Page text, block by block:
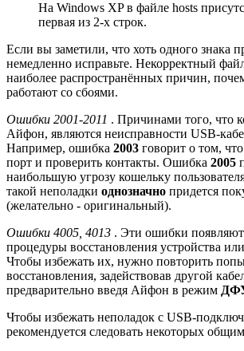
На Windows XP в файле hosts
первая из 2-х строк.
Если вы заметили, что хоть одного знака
немедленно исправьте. Некорректный
наиболее распространённых причин,
работают со сбоями.
Ошибки 2001-2011 . Причинами того, что
Айфон, являются неисправности USB-
Например, ошибка 2003 говорит о том,
порт и проверить контакты. Ошибка 2005
наибольшую угрозу кошельку
такой неполадки однозначно придется
(желательно - оригинальный).
Ошибки 4005, 4013 . Эти ошибки
процедуры восстановления устройства
Чтобы избежать их, нужно повторить
восстановления, задействовав другой
предварительно введя Айфон в режим
Чтобы избежать неполадок с USB-
рекомендуется следовать некоторых